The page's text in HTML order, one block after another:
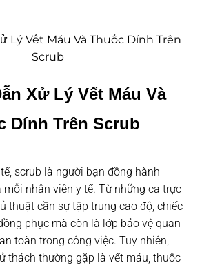
Xử Lý Vết Máu Và
Dính Trên Scrub
scrub là người bạn đồng hành
mỗi nhân viên y tế. Từ những ca trực
thuật cần sự tập trung cao độ, chiếc
phục mà còn là lớp bảo vệ quan
toàn trong công việc. Tuy nhiên,
thách thường gặp là vết máu, thuốc